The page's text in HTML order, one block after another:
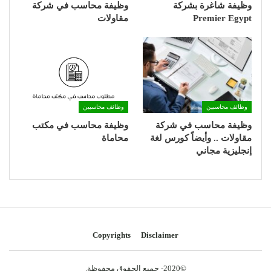
وظيفة شاغرة بشركة
Premier Egypt
وظيفة محاسب في شركة
مقاولات
وظائف محاسبين
وظيفة محاسب في شركة
مقاولات .. وأيضاً كورس لغة
إنجليزية مجاني
وظائف محاسبين
وظيفة محاسب في مكتب
محاماة
Disclaimer
Copyrights
©2020- جميع الحقوق محفوظة.